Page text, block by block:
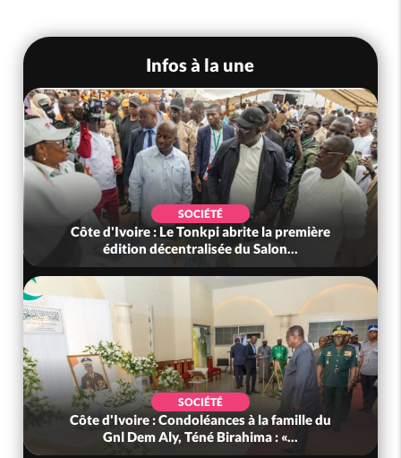
Infos à la une
SOCIÉTÉ
Côte d'Ivoire : Le Tonkpi abrite la première
édition décentralisée du Salon...
SOCIÉTÉ
Côte d'Ivoire : Condoléances à la famille du
Gnl Dem Aly, Téné Birahima : «...